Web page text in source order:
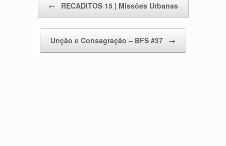
← RECADITOS 15 | Missões Urbanas
Unção e Consagração – BFS #37 →